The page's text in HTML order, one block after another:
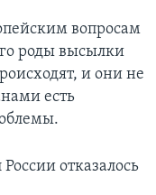
вопросам
роды высылки
и они не
есть
отказалось